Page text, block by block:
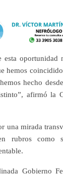
esta oportunidad
hemos
hecho
afirmó la
una mirada
rubros como
Gobierno